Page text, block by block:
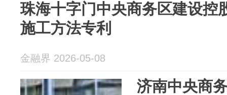
珠海十字门中央商务区建设控
施工方法专利
金融界 2026-05-08
济南中央商